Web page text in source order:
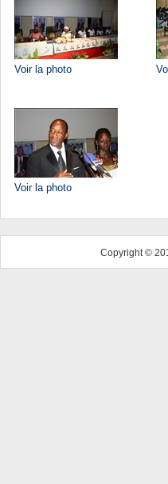
Voir la photo
Voir la photo
Copyright ©